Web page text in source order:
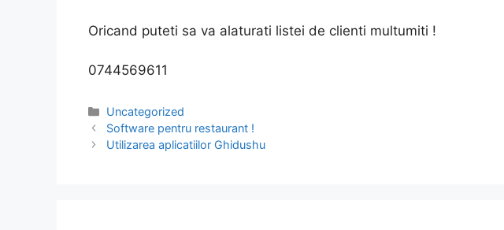
Oricand puteti sa va alaturati listei de clienti multumiti !
0744569611
Categorii
Uncategorized
Software pentru restaurant !
Utilizarea aplicatiilor Ghidushu